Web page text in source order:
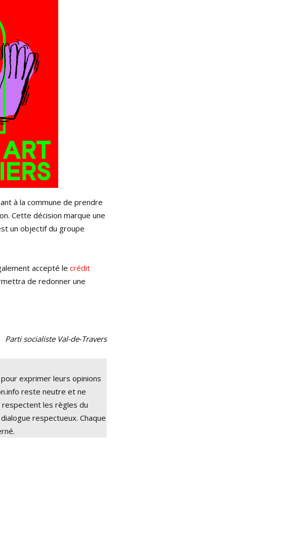
à la commune de prendre
Cette décision marque une
un objectif du groupe
accepté lecrédit
de redonner une
Parti socialiste Val-de-Travers
exprimer leurs opinions
reste neutre et ne
les règles du
respectueux. Chaque